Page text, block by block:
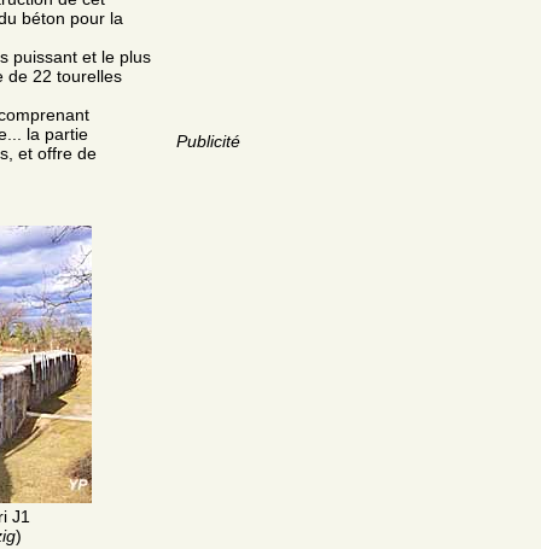
Publicité
béton pour la
puissant et le plus
de 22 tourelles
la partie
et offre de
J1
)